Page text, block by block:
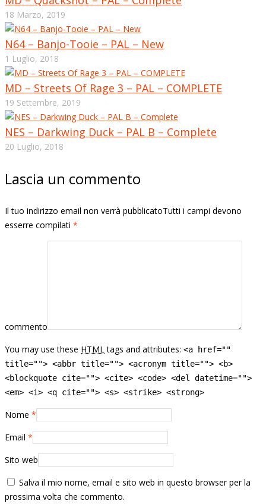
18 Marzo, 2019
N64 – Banjo-Tooie – PAL – New
1 Luglio, 2018
MD – Streets Of Rage 3 – PAL – COMPLETE
19 Settembre, 2019
NES – Darkwing Duck – PAL B – Complete
20 Luglio, 2018
Lascia un commento
Il tuo indirizzo email non verrà pubblicatoTutti i campi devono
esserre compilati *
commento
You may use these HTML tags and attributes: <a href=""
title=""> <abbr title=""> <acronym title=""> <b>
<blockquote cite=""> <cite> <code> <del datetime="">
<em> <i> <q cite=""> <s> <strike> <strong>
Nome *
Email *
Sito web
Salva il mio nome, email e sito web in questo browser per la
prossima volta che commento.